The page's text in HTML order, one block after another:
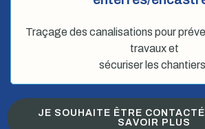
Traçage des canalisations pour
travaux et
sécuriser les
JE SOUHAITE ÊTRE
SAVOIR PLUS